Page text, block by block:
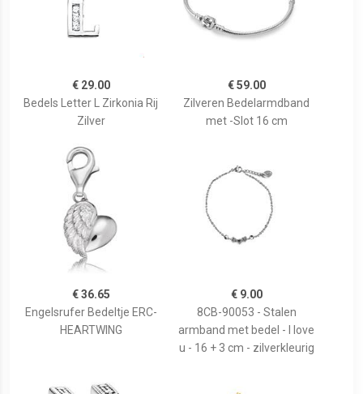
€ 29.00
Bedels Letter L Zirkonia Rij
Zilver
€ 59.00
Zilveren Bedelarmdband
met -Slot 16 cm
€ 36.65
Engelsrufer Bedeltje ERC-
HEARTWING
€ 9.00
8CB-90053 - Stalen
armband met bedel - I love
u - 16 + 3 cm - zilverkleurig